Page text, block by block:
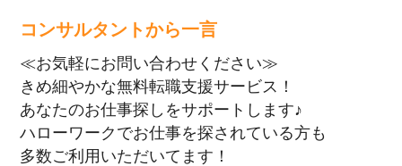
コンサルタントから一言
≪お気軽にお問い合わせください≫
きめ細やかな無料転職支援サービス！
あなたのお仕事探しをサポートします♪
ハローワークでお仕事を探されている方も
多数ご利用いただいてます！